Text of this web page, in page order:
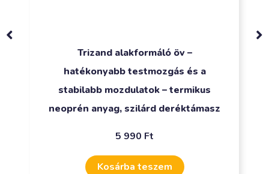
Trizand alakformáló öv –
hatékonyabb testmozgás és a
stabilabb mozdulatok – termikus
neoprén anyag, szilárd deréktámasz
5 990 Ft
Kosárba teszem